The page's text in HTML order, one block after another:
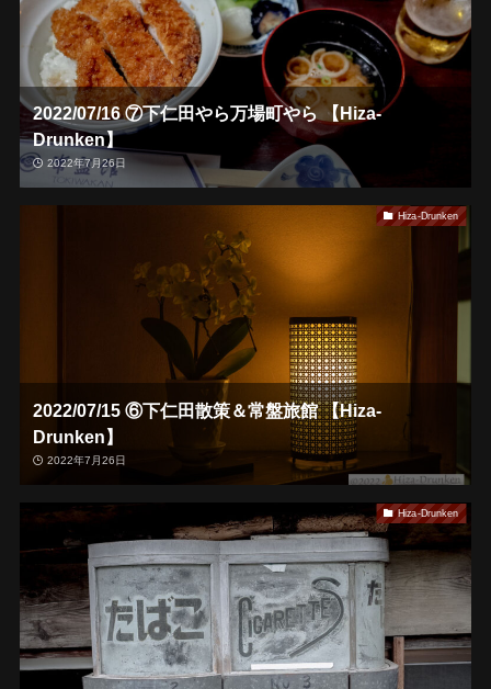
2022/07/16 ⑦下仁田やら万場町やら 【Hiza-
Drunken】
2022年7月26日
Hiza-Drunken
2022/07/15 ⑥下仁田散策＆常盤旅館 【Hiza-
Drunken】
2022年7月26日
Hiza-Drunken